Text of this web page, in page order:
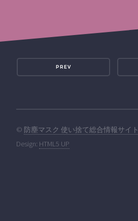
PREV
© 防塵マスク 使い捨て総合情報サイト
Design: HTML5 UP